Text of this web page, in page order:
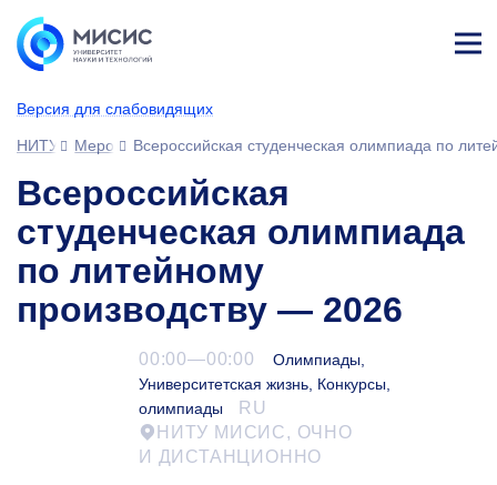
Версия для слабовидящих
ине
НИТУ МИСИСМероприятияВсероссийская студенческая олимпиада по
Всероссийская
студенческая олимпиада
по литейному
производству — 2026
00:00—00:00
Олимпиады,
Университетская жизнь, Конкурсы,
олимпиады
RU
НИТУ МИСИС, ОЧНО
И ДИСТАНЦИОННО